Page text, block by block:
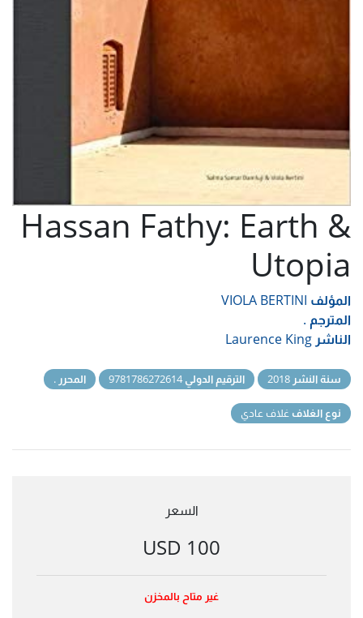
Hassan Fathy: Earth &
Utopia
المؤلف VIOLA BERTINI
المترجم .
الناشر Laurence King
سنة النشر الترقيم الدولي المحرر .
نوع الغلاف غلاف عادي
السعر
100 USD
غير متاح بالمخزن